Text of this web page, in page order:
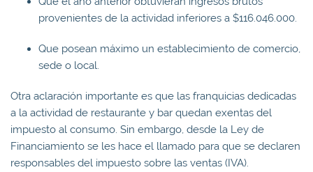
provenientes de la actividad inferiores a $116.046.000.
Que posean máximo un establecimiento de comercio,
sede o local.
Otra aclaración importante es que las franquicias dedicadas
a la actividad de restaurante y bar quedan exentas del
impuesto al consumo. Sin embargo, desde la Ley de
Financiamiento se les hace el llamado para que se declaren
responsables del impuesto sobre las ventas (IVA).